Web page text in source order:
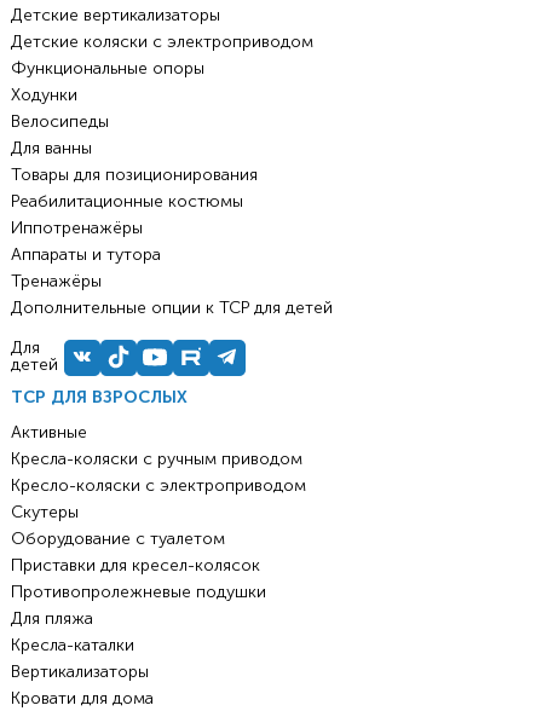
ТСР ДЛЯ ВЗРОСЛЫХ
Активные
Кресла-коляски с ручным приводом
Кресло-коляски с электроприводом
Скутеры
Оборудование с туалетом
Приставки для кресел-колясок
Противопролежневые подушки
Для пляжа
Кресла-каталки
Вертикализаторы
Кровати для дома
Детские вертикализаторы
Детские коляски с электроприводом
Функциональные опоры
Ходунки
Велосипеды
Для ванны
Товары для позиционирования
Реабилитационные костюмы
Иппотренажёры
Аппараты и тутора
Тренажёры
Дополнительные опции к ТСР для детей
Для
детей